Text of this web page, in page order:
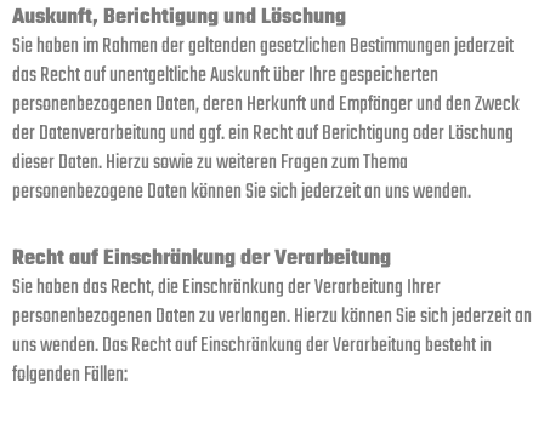
Auskunft, Berichtigung und Löschung
Sie haben im Rahmen der geltenden gesetzlichen Bestimmungen jederzeit
das Recht auf unentgeltliche Auskunft über Ihre gespeicherten
personenbezogenen Daten, deren Herkunft und Empfänger und den Zweck
der Datenverarbeitung und ggf. ein Recht auf Berichtigung oder Löschung
dieser Daten. Hierzu sowie zu weiteren Fragen zum Thema
personenbezogene Daten können Sie sich jederzeit an uns wenden.
Recht auf Einschränkung der Verarbeitung
Sie haben das Recht, die Einschränkung der Verarbeitung Ihrer
personenbezogenen Daten zu verlangen. Hierzu können Sie sich jederzeit an
uns wenden. Das Recht auf Einschränkung der Verarbeitung besteht in
folgenden Fällen: